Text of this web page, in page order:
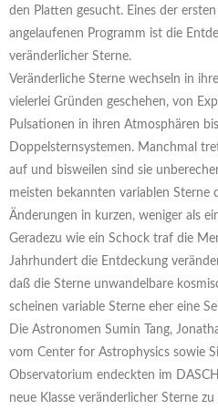
den Platten gesucht. Eines der
angelaufenen Programm ist die
veränderlicher Sterne.
Veränderliche Sterne wechseln in
vielerlei Gründen geschehen, von
Pulsationen in ihren Atmosphären
Doppelsternsystemen. Manchmal
auf und bisweilen sind sie
meisten bekannten variablen Sterne
Änderungen in kurzen, weniger als
Geradezu wie ein Schock traf die
Jahrhundert die Entdeckung
daß die Sterne unwandelbare
scheinen variable Sterne eher eine
Die Astronomen Sumin Tang,
vom Center for Astrophysics sowie
Observatorium endeckten im
neue Klasse veränderlicher Sterne